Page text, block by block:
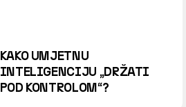
KAKO UMJETNU
INTELIGENCIJU „DRŽATI
POD KONTROLOM“?